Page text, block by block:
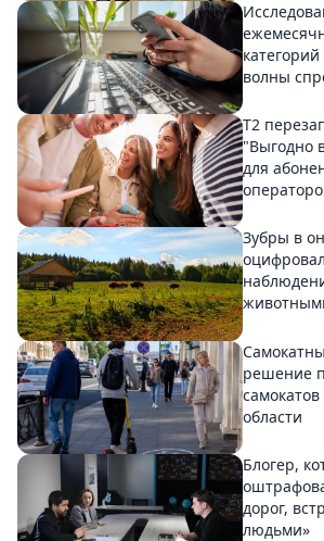
волны
Т2
"Выгодно
для
Зубры в
решение
области
Блогер,
дорог,
людьми»